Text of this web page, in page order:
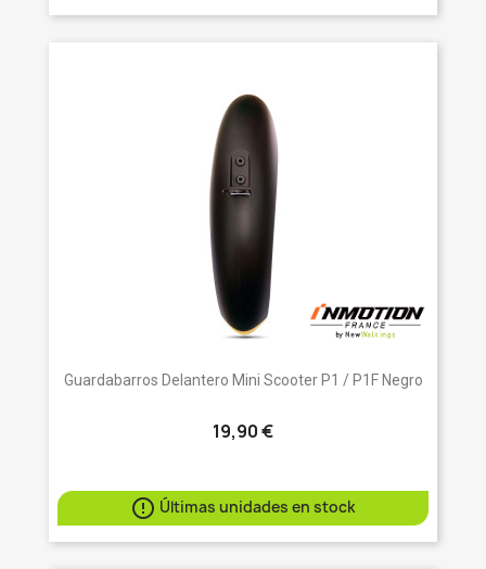
Guardabarros Delantero Mini Scooter P1 / P1F Negro
19,90 €
 Últimas unidades en stock